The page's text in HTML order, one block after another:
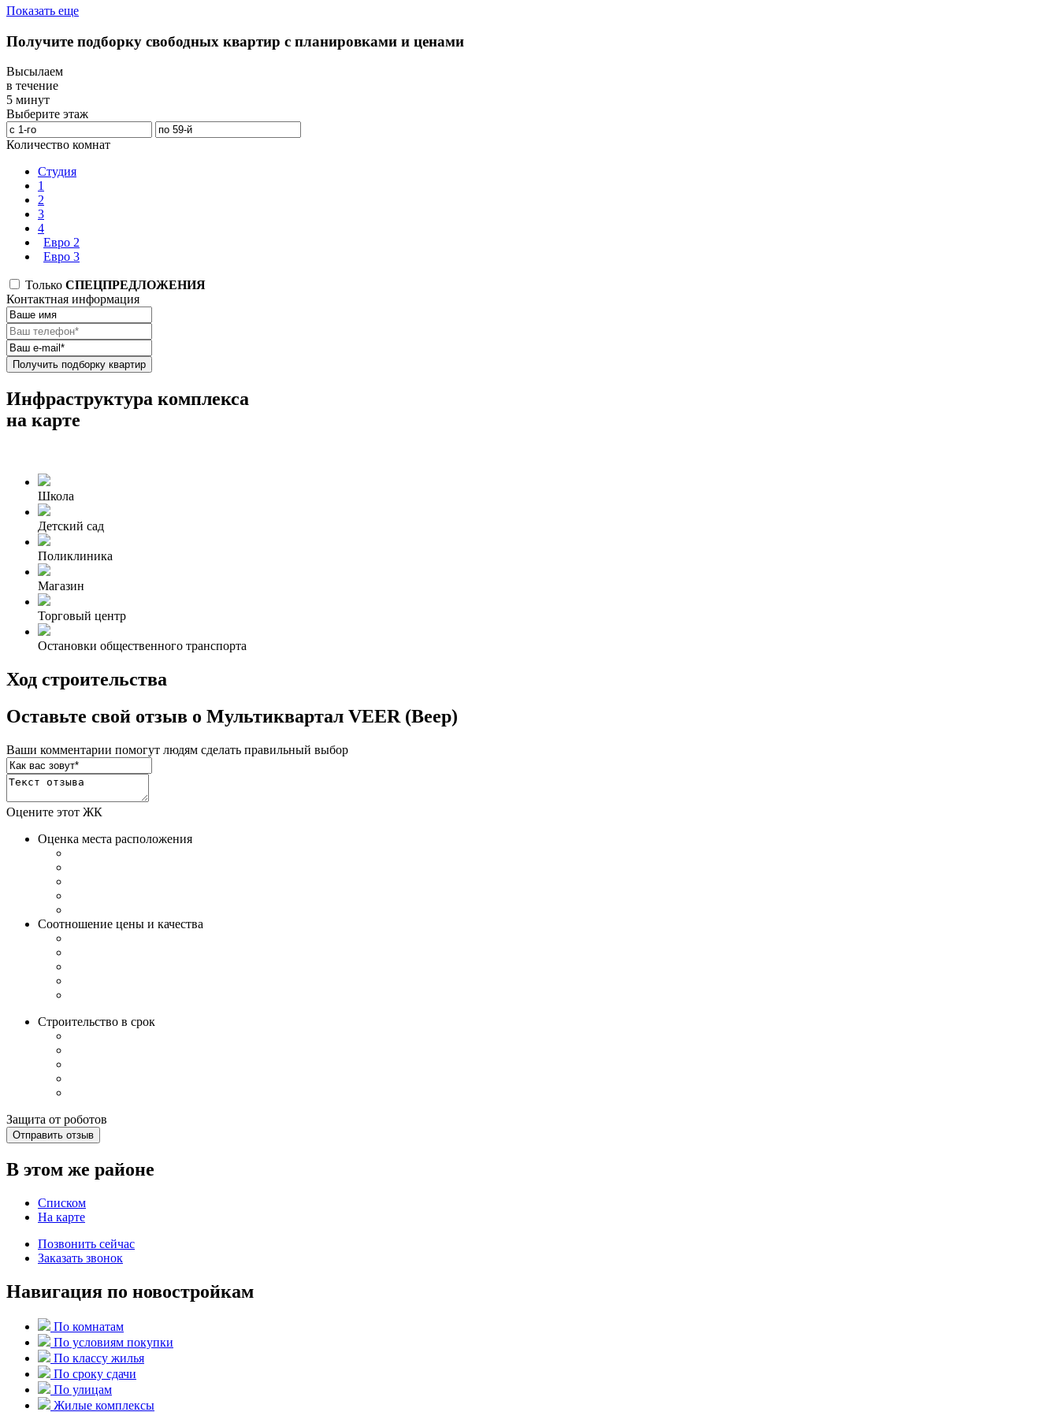
Показать еще
Получите подборку свободных квартир с планировками и ценами
Высылаем
в течение
5 минут
Выберите этаж
Количество комнат
Студия
1
2
3
4
Евро 2
Евро 3
Только СПЕЦПРЕДЛОЖЕНИЯ
Контактная информация
Получить подборку квартир
Инфраструктура комплекса
на карте
Школа
Детский сад
Поликлиника
Магазин
Торговый центр
Остановки общественного транспорта
Ход строительства
Оставьте свой отзыв о Мультиквартал VEER (Веер)
Ваши комментарии помогут людям сделать правильный выбор
Оцените этот ЖК
Оценка места расположения
Соотношение цены и качества
Строительство в срок
Защита от роботов
Отправить отзыв
В этом же районе
Списком
На карте
Позвонить сейчас
Заказать звонок
Навигация по новостройкам
По комнатам
По условиям покупки
По классу жилья
По сроку сдачи
По улицам
Жилые комплексы